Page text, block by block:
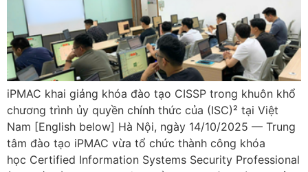
iPMAC khai giảng khóa đào tạo CISSP trong khuôn khổ
chương trình ủy quyền chính thức của (ISC)² tại Việt
Nam [English below] Hà Nội, ngày 14/10/2025 — Trung
tâm đào tạo iPMAC vừa tổ chức thành công khóa
học Certified Information Systems Security Professional